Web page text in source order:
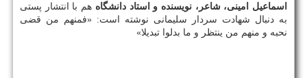
اسماعیل امینی، شاعر، نویسنده و استاد دانشگاه هم با انتشار پستی
به دنبال شهادت سردار سلیمانی نوشته است: «فمنهم من قضی
نحبه و منهم من ینتظر و ما بدلوا تبدیلا»